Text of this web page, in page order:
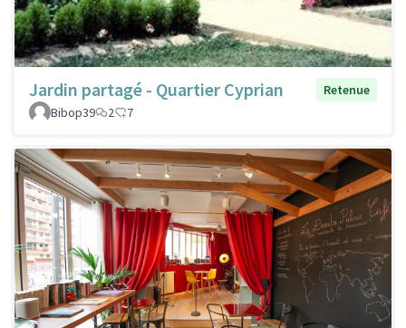
Jardin partagé - Quartier Cyprian
Retenue
Bibop39
2 7